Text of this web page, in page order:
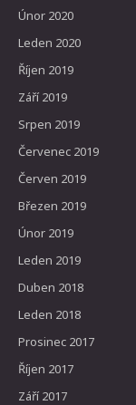
Únor 2020
Leden 2020
Říjen 2019
Září 2019
Srpen 2019
Červenec 2019
Červen 2019
Březen 2019
Únor 2019
Leden 2019
Duben 2018
Leden 2018
Prosinec 2017
Říjen 2017
Září 2017